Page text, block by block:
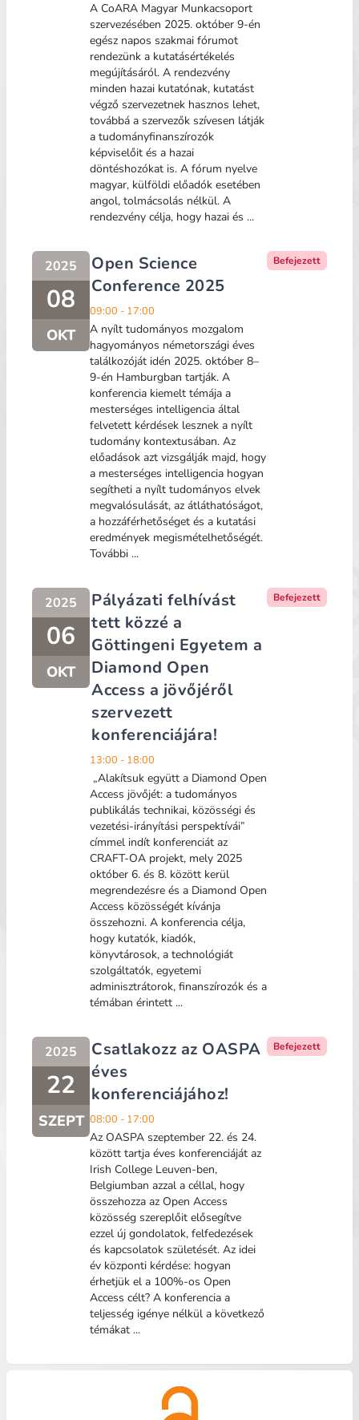
A CoARA Magyar Munkacsoport
szervezésében 2025. október 9-én
egész napos szakmai fórumot
rendezünk a kutatásértékelés
megújításáról. A rendezvény
minden hazai kutatónak, kutatást
végző szervezetnek hasznos lehet,
továbbá a szervezők szívesen látják
a tudományfinanszírozók
képviselőit és a hazai
döntéshozókat is. A fórum nyelve
magyar, külföldi előadók esetében
angol, tolmácsolás nélkül. A
rendezvény célja, hogy hazai és ...
2025
08
OKT
Open Science
Conference 2025
09:00 - 17:00
A nyílt tudományos mozgalom
hagyományos németországi éves
találkozóját idén 2025. október 8–
9-én Hamburgban tartják. A
konferencia kiemelt témája a
mesterséges intelligencia által
felvetett kérdések lesznek a nyílt
tudomány kontextusában. Az
előadások azt vizsgálják majd, hogy
a mesterséges intelligencia hogyan
segítheti a nyílt tudományos elvek
megvalósulását, az átláthatóságot,
a hozzáférhetőséget és a kutatási
eredmények megismételhetőségét.
További ...
Befejezett
2025
06
OKT
Pályázati felhívást
tett közzé a
Göttingeni Egyetem a
Diamond Open
Access a jövőjéről
szervezett
konferenciájára!
13:00 - 18:00
„Alakítsuk együtt a Diamond Open
Access jövőjét: a tudományos
publikálás technikai, közösségi és
vezetési-irányítási perspektívái”
címmel indít konferenciát az
CRAFT-OA projekt, mely 2025
október 6. és 8. között kerül
megrendezésre és a Diamond Open
Access közösségét kívánja
összehozni. A konferencia célja,
hogy kutatók, kiadók,
könyvtárosok, a technológiát
szolgáltatók, egyetemi
adminisztrátorok, finanszírozók és a
témában érintett ...
Befejezett
2025
22
SZEPT
Csatlakozz az OASPA
éves
konferenciájához!
08:00 - 17:00
Az OASPA szeptember 22. és 24.
között tartja éves konferenciáját az
Irish College Leuven-ben,
Belgiumban azzal a céllal, hogy
összehozza az Open Access
közösség szereplőit elősegítve
ezzel új gondolatok, felfedezések
és kapcsolatok születését. Az idei
év központi kérdése: hogyan
érhetjük el a 100%-os Open
Access célt? A konferencia a
teljesség igénye nélkül a következő
témákat ...
Befejezett